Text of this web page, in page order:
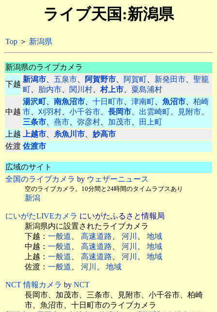
ライブ天国:新潟県
Top ＞ 新潟県
新潟県のライブカメラ
下越
新潟市、 五泉市、 阿賀野市、 阿賀町、 新発田市、 聖籠
町、 胎内市、 関川村、村上市、 粟島浦村
中越
湯沢町、 南魚沼市、 十日町市、 津南町、 魚沼市、 柏崎
市、 刈羽村、 小千谷市、 長岡市、 出雲崎町、 見附市、
三条市、 燕市、 弥彦村、 加茂市、
田上町
上越 上越市、 糸魚川市、 妙高市
佐渡 佐渡市
広域のサイト
全国のライブカメラ by ウェザーニュース
空のライブカメラ。10分間と24時間のタイムラプスあり
新潟
にいがたLIVEカメラ にいがたふるさと情報局
新潟県内に設置されたライブカメラ
下越： 一般道、 高速道路、 河川 、 地域
中越： 一般道、 高速道路、 河川 、 地域
上越： 一般道、 高速道路、 河川 、 地域
佐渡： 一般道、 河川 、 地域
NCT 情報カメラ by NCT
長岡市、加茂市、三条市、見附市、小千谷市、柏崎
市、魚沼市、十日町市のライブカメラ